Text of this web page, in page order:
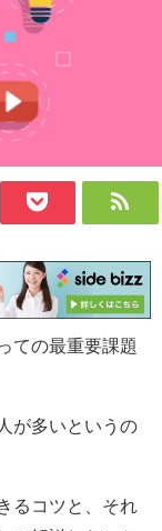
ての最重要課題
が多いというの
るコツと、それ